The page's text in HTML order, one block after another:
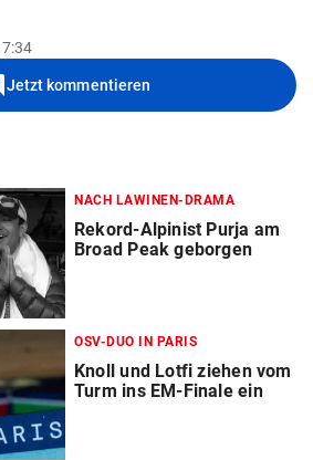
Jetzt kommentieren
NACH LAWINEN-DRAMA
Rekord-Alpinist Purja am
Broad Peak geborgen
OSV-DUO IN PARIS
Knoll und Lotfi ziehen vom
Turm ins EM-Finale ein